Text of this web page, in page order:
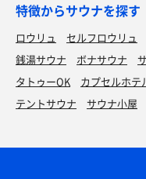
特徴からサウナを探す
ロウリュ セルフロウリュ
銭湯サウナ
ボナサウナ
タトゥーOK
カプセルホテ
テントサウナ
サウナ小屋